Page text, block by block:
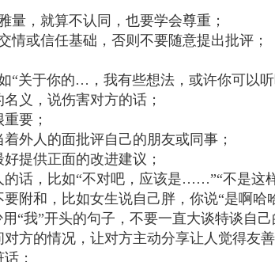
量，就算不认同，也要学会尊重；
情或信任基础，否则不要随意提出批评；
“关于你的…，我有些想法，或许你可以听
义，说伤害对方的话；
要；
外人的面批评自己的朋友或同事；
提供正面的改进建议；
的话，比如“不对吧，应该是……”“不是这样
附和，比如女生说自己胖，你说“是啊哈
“我”开头的句子，不要一直大谈特谈自己
方的情况，让对方主动分享让人觉得友善
；